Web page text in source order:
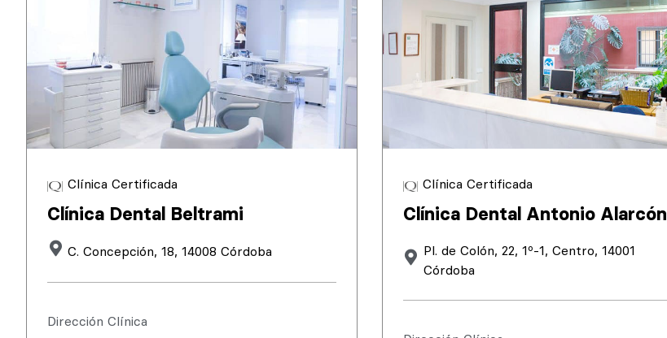
Clínica Certificada
Clínica Dental Beltrami
C. Concepción, 18, 14008 Córdoba
Dirección Clínica
Clínica Certificada
Clínica Dental Antonio Alarcón
Pl. de Colón, 22, 1º-1, Centro, 14001
Córdoba